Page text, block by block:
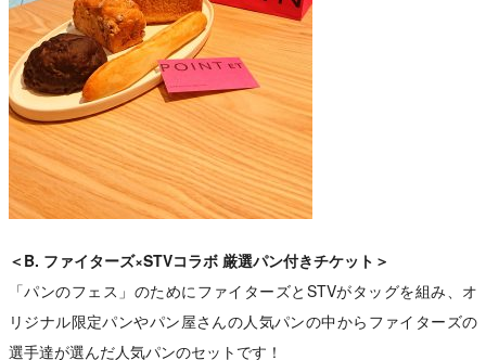
＜B. ファイターズ×STVコラボ 厳選パン付きチケット＞
「パンのフェス」のためにファイターズとSTVがタッグを組み、オ
リジナル限定パンやパン屋さんの人気パンの中からファイターズの
選手達が選んだ人気パンのセットです！